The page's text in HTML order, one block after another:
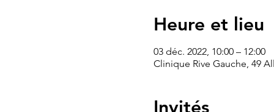
Heure et lieu
03 déc. 2022, 10:00 – 12:00
Clinique Rive Gauche, 49
Invités